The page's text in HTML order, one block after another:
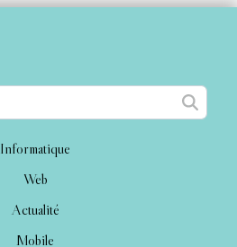
Informatique
Web
Actualité
Mobile